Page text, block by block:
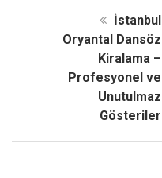
İstanbul
Oryantal Dansöz
Kiralama –
Profesyonel ve
Unutulmaz
Gösteriler